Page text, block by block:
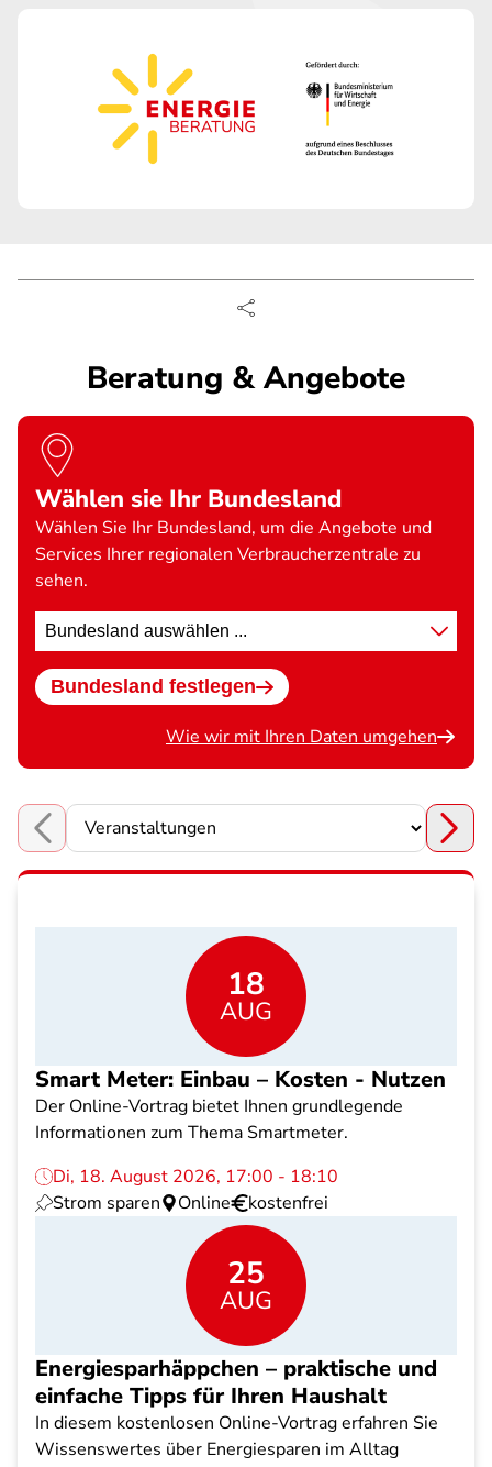
Beratung & Angebote
Wählen sie Ihr Bundesland
Wählen Sie Ihr Bundesland, um die Angebote und
Services Ihrer regionalen Verbraucherzentrale zu
sehen.
Standort
wählen
Bundesland festlegen
Wie wir mit Ihren Daten umgehen
Choose a section
18
AUG
Smart Meter: Einbau – Kosten - Nutzen
Der Online-Vortrag bietet Ihnen grundlegende
Informationen zum Thema Smartmeter.
Di, 18. August 2026, 17:00 - 18:10
Strom sparen
Online kostenfrei
25
AUG
Energiesparhäppchen – praktische und
einfache Tipps für Ihren Haushalt
In diesem kostenlosen Online-Vortrag erfahren Sie
Wissenswertes über Energiesparen im Alltag